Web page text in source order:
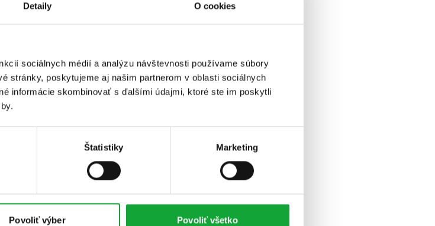
Detaily O cookies
sociálnych médií a analýzu návštevnosti používame súbory
stránky, poskytujeme aj našim partnerom v oblasti sociálnych
informácie skombinovať s ďalšími údajmi, ktoré ste im poskytli
Štatistiky Marketing
Povoliť výber Povoliť všetko